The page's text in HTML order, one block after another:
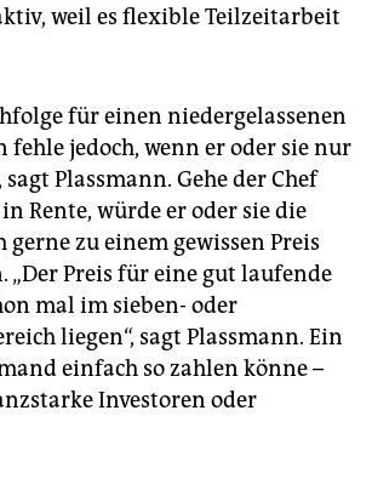
weil es flexible Teilzeitarbeit
für einen niedergelassenen
jedoch, wenn er oder sie nur
Plassmann. Gehe der Chef
Rente, würde er oder sie die
zu einem gewissen Preis
„Der Preis für eine gut laufende
mal im sieben- oder
liegen“, sagt Plassmann. Ein
einfach so zahlen könne –
Investoren oder